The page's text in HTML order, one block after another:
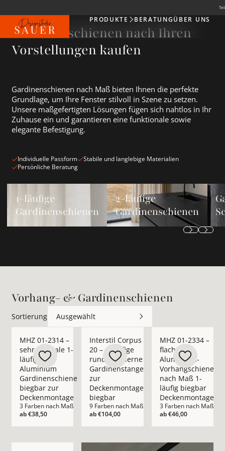
Produkte
PRODUKTE BERATUNGÜBER UNS
Gardinenschienen nach Ihren
Vorstellungen kaufen
Gardinenschienen nach Maß bieten Ihnen die perfekte
Grundlage, um Ihre Fenster stilvoll in Szene zu setzen.
Unsere maßgefertigten Lösungen fügen sich nahtlos in Ihr
Zuhause ein und garantieren eine funktionale sowie
elegante Befestigung.
Individuelle Passform
Stabile und langlebige Materialien
Persönliche Beratung
1-läufige Gardinenschienen ansehen
1-läufige
Gardinenschienen
2-läufige Gardinenschienen
2-läufige
Gardinenschienen
Vorhang- & Gardinenschienen
Sortierung Ausgewählt
MHZ 01-2314 –
sehr schmale 1-
läufige
Aluminium
Gardinenschiene
biegbar zur
Deckenmontage
3 Farben nach Maß
ab€38,50
Interstil Corpus
20 – 1-läufige
runde moderne
Gardinenstange
zur
Deckenmontage
biegbar
9 Farben nach Maß
ab€104,00
MHZ 01-2334 –
flache
Aluminium-
Vorhangschiene
nach Maß 1-
läufig biegbar
Deckenmontage
3 Farben nach Maß
ab€46,00
Mehr Details zu Interstil Helix – moderne 1-/2-läufige